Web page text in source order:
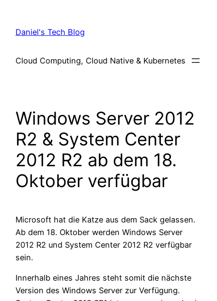
content
Daniel's Tech Blog
Cloud Computing, Cloud Native & Kubernetes
Windows Server 2012
R2 & System Center
2012 R2 ab dem 18.
Oktober verfügbar
Microsoft hat die Katze aus dem Sack gelassen.
Ab dem 18. Oktober werden Windows Server
2012 R2 und System Center 2012 R2 verfügbar
sein.
Innerhalb eines Jahres steht somit die nächste
Version des Windows Server zur Verfügung.